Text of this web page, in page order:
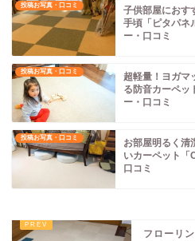
投稿お写真・口コミ
子供部屋におす
手頃「ピタパネ
ー・口コミ
投稿お写真・口コミ
超軽量！ヨガマ
る防音カーペッ
ー・口コミ
投稿お写真・口コミ
お部屋明るく清
いカーペット「
口コミ
フローリ